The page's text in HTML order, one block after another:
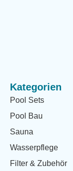
Kategorien
Pool Sets
Pool Bau
Sauna
Wasserpflege
Filter & Zubehör